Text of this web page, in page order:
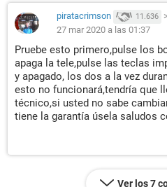
piratacrimson 11.636 >
27 mar 2020 a las 01:37
Pruebe esto primero,pulse los
apaga la tele,pulse las teclas
y apagado, los dos a la vez
esto no funcionará,tendría que
técnico,si usted no sabe
tiene la garantía úsela saludos
Ver los 7